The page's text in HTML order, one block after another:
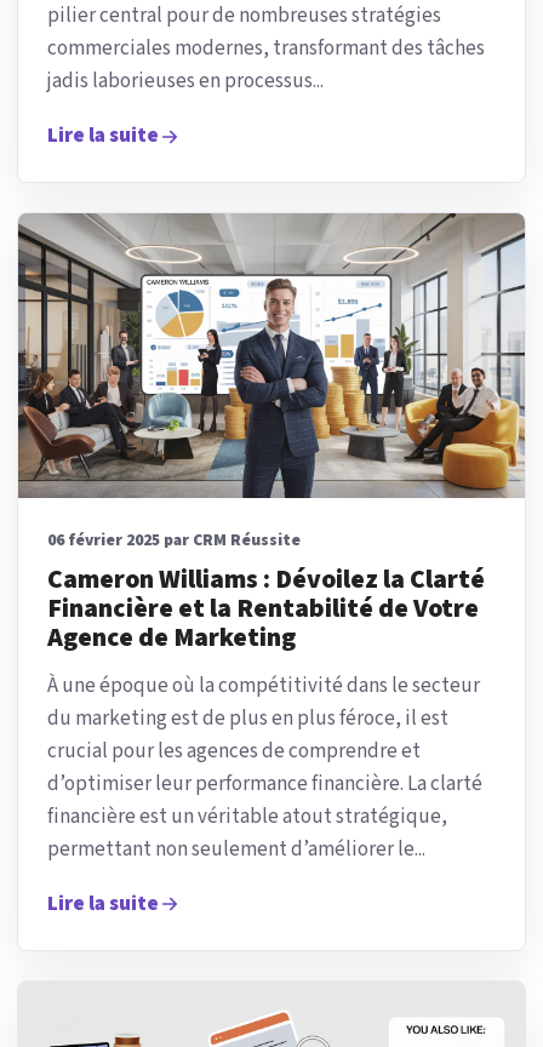
pilier central pour de nombreuses stratégies
commerciales modernes, transformant des tâches
jadis laborieuses en processus...
Lire la suite
06 février 2025 par CRM Réussite
Cameron Williams : Dévoilez la Clarté
Financière et la Rentabilité de Votre
Agence de Marketing
À une époque où la compétitivité dans le secteur
du marketing est de plus en plus féroce, il est
crucial pour les agences de comprendre et
d’optimiser leur performance financière. La clarté
financière est un véritable atout stratégique,
permettant non seulement d’améliorer le...
Lire la suite